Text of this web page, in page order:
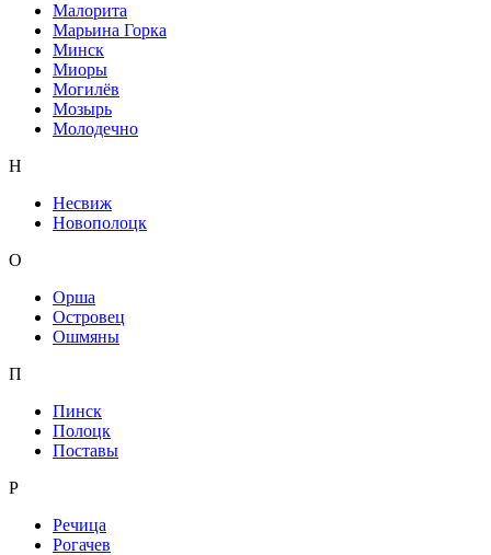
Малорита
Марьина Горка
Минск
Миоры
Могилёв
Мозырь
Молодечно
Н
Несвиж
Новополоцк
О
Орша
Островец
Ошмяны
П
Пинск
Полоцк
Поставы
Р
Речица
Рогачев